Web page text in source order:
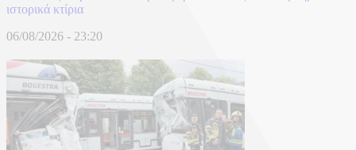
ιστορικά κτίρια
06/08/2026 - 23:20